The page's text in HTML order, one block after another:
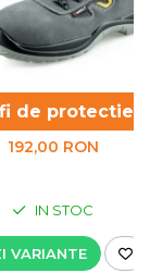
de protectie
192,00 RON
IN STOC
VARIANTE